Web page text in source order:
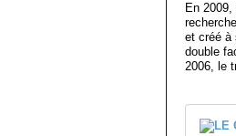
En
et créé à
double
2006, le